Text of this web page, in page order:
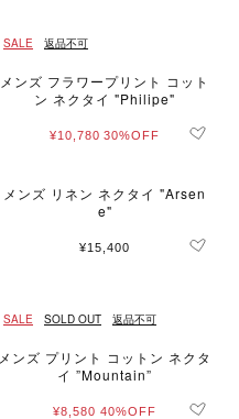
SALE 返品不可
メンズ フラワープリント コット
ン ネクタイ "Philipe"
¥10,780 30%OFF
メンズ リネン ネクタイ "Arsen
e"
¥15,400
SALE SOLD OUT 返品不可
メンズ プリント コットン ネクタ
イ ”Mountain”
¥8,580 40%OFF